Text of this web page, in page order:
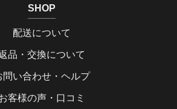
SHOP
配送について
品・交換について
問い合わせ・ヘルプ
客様の声・口コミ